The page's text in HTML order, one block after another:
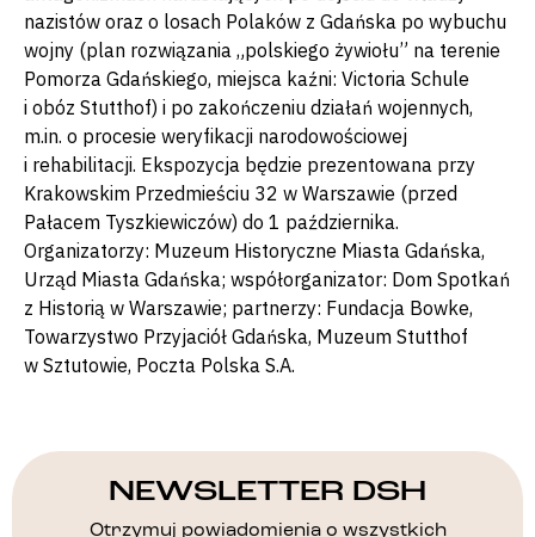
nazistów oraz o losach Polaków z Gdańska po wybuchu
wojny (plan rozwiązania „polskiego żywiołu” na terenie
Pomorza Gdańskiego, miejsca kaźni: Victoria Schule
i obóz Stutthof) i po zakończeniu działań wojennych,
m.in. o procesie weryfikacji narodowościowej
i rehabilitacji. Ekspozycja będzie prezentowana przy
Krakowskim Przedmieściu 32 w Warszawie (przed
Pałacem Tyszkiewiczów) do 1 października.
Organizatorzy: Muzeum Historyczne Miasta Gdańska,
Urząd Miasta Gdańska; współorganizator: Dom Spotkań
z Historią w Warszawie; partnerzy: Fundacja Bowke,
Towarzystwo Przyjaciół Gdańska, Muzeum Stutthof
w Sztutowie, Poczta Polska S.A.
NEWSLETTER DSH
Otrzymuj powiadomienia o wszystkich